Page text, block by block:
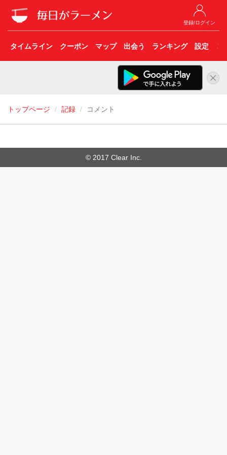
登録/ログイン
タイムライン クーポン マップ 出会う ランキング 設定 こ
トップページ 記録 コメント
© 2017 Clear Inc.